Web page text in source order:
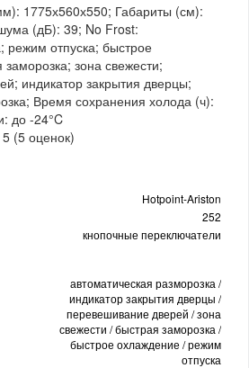
1775х560х550; Габариты (см):
(дБ): 39; No Frost:
режим отпуска; быстрое
зона свежести;
индикатор закрытия дверцы;
Время сохранения холода (ч):
до -24°C
5 (5 оценок)
Hotpoint-Ariston
252
кнопочные переключатели
автоматическая разморозка /
индикатор закрытия дверцы /
перевешивание дверей / зона
свежести / быстрая заморозка /
быстрое охлаждение / режим
отпуска